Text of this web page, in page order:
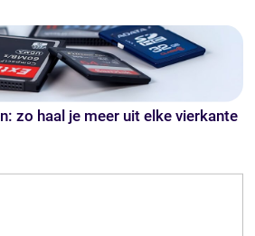
zo haal je meer uit elke vierkante